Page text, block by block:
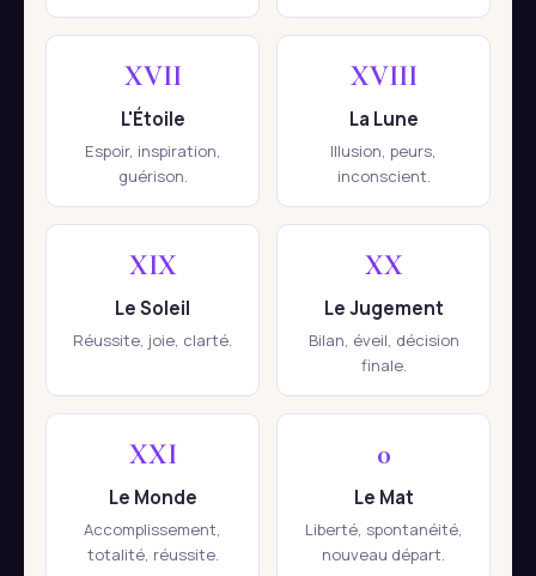
XVII
L'Étoile
Espoir, inspiration,
guérison.
XVIII
La Lune
Illusion, peurs,
inconscient.
XIX
Le Soleil
Réussite, joie, clarté.
XX
Le Jugement
Bilan, éveil, décision
finale.
XXI
Le Monde
Accomplissement,
totalité, réussite.
0
Le Mat
Liberté, spontanéité,
nouveau départ.